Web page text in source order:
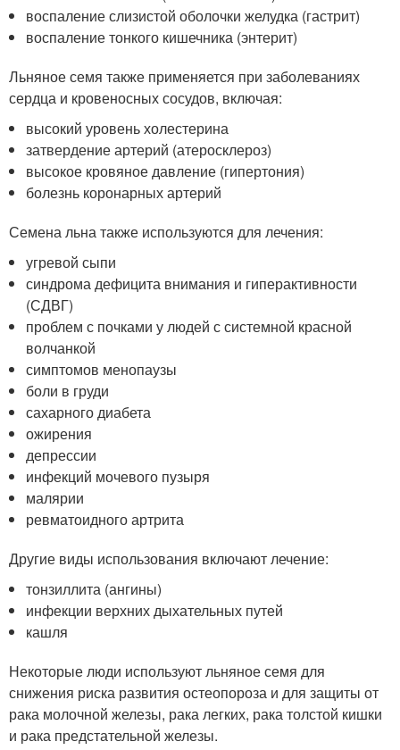
воспаление слизистой оболочки желудка (гастрит)
воспаление тонкого кишечника (энтерит)
Льняное семя также применяется при заболеваниях
сердца и кровеносных сосудов, включая:
высокий уровень холестерина
затвердение артерий (атеросклероз)
высокое кровяное давление (гипертония)
болезнь коронарных артерий
Семена льна также используются для лечения:
угревой сыпи
синдрома дефицита внимания и гиперактивности
(СДВГ)
проблем с почками у людей с системной красной
волчанкой
симптомов менопаузы
боли в груди
сахарного диабета
ожирения
депрессии
инфекций мочевого пузыря
малярии
ревматоидного артрита
Другие виды использования включают лечение:
тонзиллита (ангины)
инфекции верхних дыхательных путей
кашля
Некоторые люди используют льняное семя для
снижения риска развития остеопороза и для защиты от
рака молочной железы, рака легких, рака толстой кишки
и рака предстательной железы.